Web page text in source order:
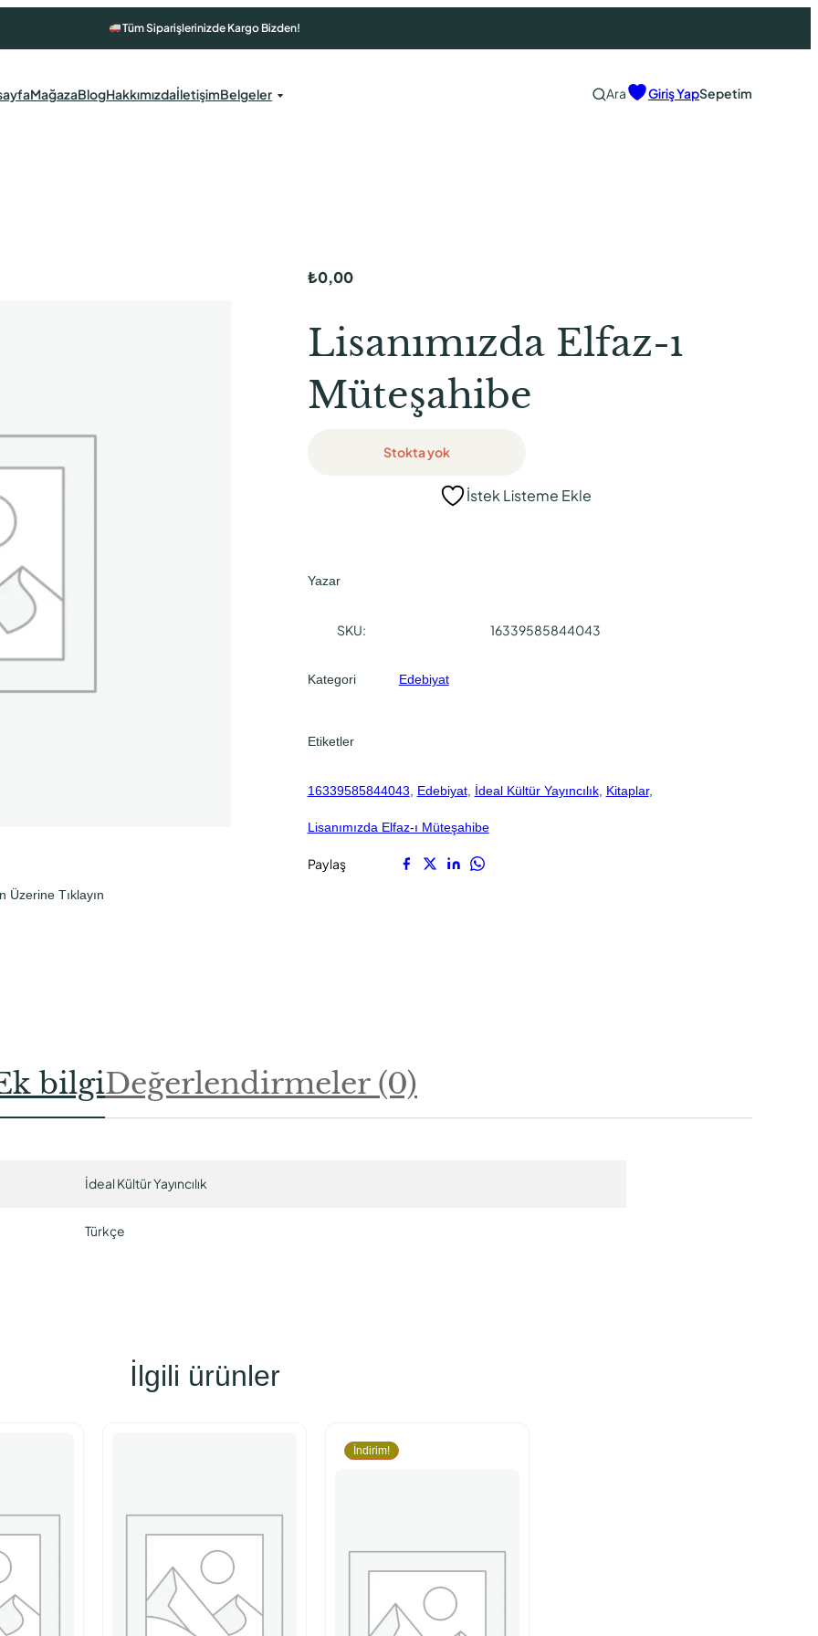
Tüm Siparişlerinizde Kargo Bizden!
MağazaBlogHakkımızdaİletişimBelgeler Ara Giriş YapSepetim
Üzerine Tıklayın
₺0,00
Lisanımızda Elfaz-ı
Müteşahibe
Stokta yok
İstek Listeme Ekle
Yazar
SKU: 16339585844043
Kategori Edebiyat
Etiketler
16339585844043 Edebiyat, İdeal Kültür Yayıncılık, Kitaplar
Lisanımızda Elfaz-ı Müteşahibe
Paylaş
bilgiDeğerlendirmeler (0)
İdeal Kültür Yayıncılık
Türkçe
İlgili ürünler
İndirim!